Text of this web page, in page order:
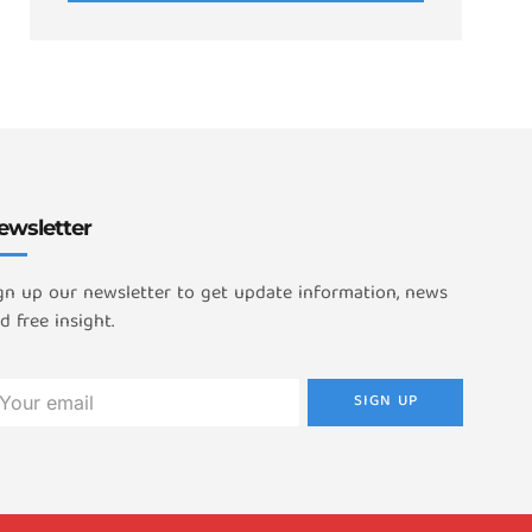
up our newsletter to get update information, news
free insight.
SIGN UP